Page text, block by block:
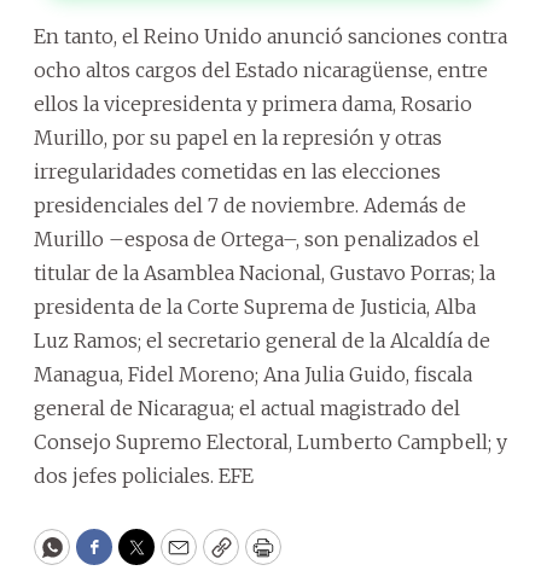
En tanto, el Reino Unido anunció sanciones contra
ocho altos cargos del Estado nicaragüense, entre
ellos la vicepresidenta y primera dama, Rosario
Murillo, por su papel en la represión y otras
irregularidades cometidas en las elecciones
presidenciales del 7 de noviembre. Además de
Murillo –esposa de Ortega–, son penalizados el
titular de la Asamblea Nacional, Gustavo Porras; la
presidenta de la Corte Suprema de Justicia, Alba
Luz Ramos; el secretario general de la Alcaldía de
Managua, Fidel Moreno; Ana Julia Guido, fiscala
general de Nicaragua; el actual magistrado del
Consejo Supremo Electoral, Lumberto Campbell; y
dos jefes policiales. EFE
WhatsApp
Facebook
Twitter
EmailCopyPrint